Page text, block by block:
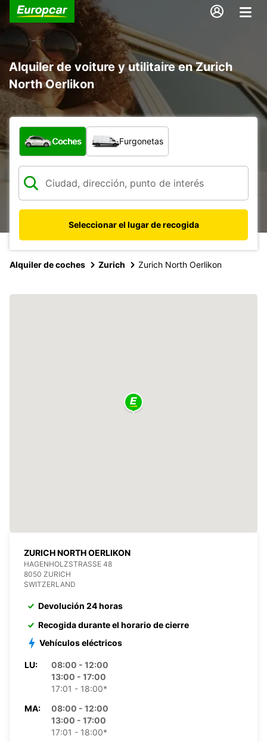
Alquiler de voiture y utilitaire en Zurich
North Oerlikon
¿Qué tipo de vehículo?
Coches Furgonetas
Seleccionar el lugar de recogida
Alquiler de coches Zurich Zurich North Oerlikon
ZURICH NORTH OERLIKON
HAGENHOLZSTRASSE 48
8050 ZURICH
SWITZERLAND
Devolución 24 horas
Recogida durante el horario de cierre
Vehículos eléctricos
LU:
08:00 - 12:00
13:00 - 17:00
17:01 - 18:00*
MA:
08:00 - 12:00
13:00 - 17:00
17:01 - 18:00*